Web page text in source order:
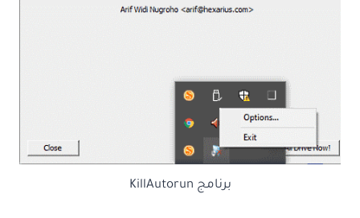
برنامج KillAutorun